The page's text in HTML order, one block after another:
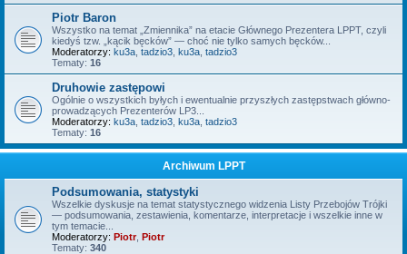
Piotr Baron
Wszystko na temat „Zmiennika” na etacie Głównego Prezentera LPPT, czyli
kiedyś tzw. „kącik bęcków” — choć nie tylko samych bęcków...
Moderatorzy: ku3a tadzio3 ku3a tadzio3
Tematy: 16
Druhowie zastępowi
Ogólnie o wszystkich byłych i ewentualnie przyszłych zastępstwach główno-
prowadzących Prezenterów LP3...
Moderatorzy: ku3a tadzio3 ku3a tadzio3
Tematy: 16
Archiwum LPPT
Podsumowania, statystyki
Wszelkie dyskusje na temat statystycznego widzenia Listy Przebojów Trójki
— podsumowania, zestawienia, komentarze, interpretacje i wszelkie inne w
tym temacie...
Moderatorzy: Piotr, Piotr
Tematy: 340